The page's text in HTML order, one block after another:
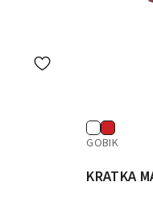
GOBIK
KRATKA